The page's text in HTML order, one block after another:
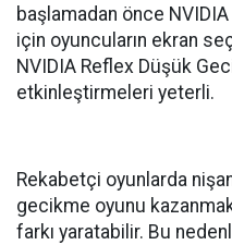
başlamadan önce
için oyuncuların ekran
NVIDIA Reflex Düşük
etkinleştirmeleri yeterli.
Rekabetçi oyunlarda
gecikme oyunu
farkı yaratabilir. Bu